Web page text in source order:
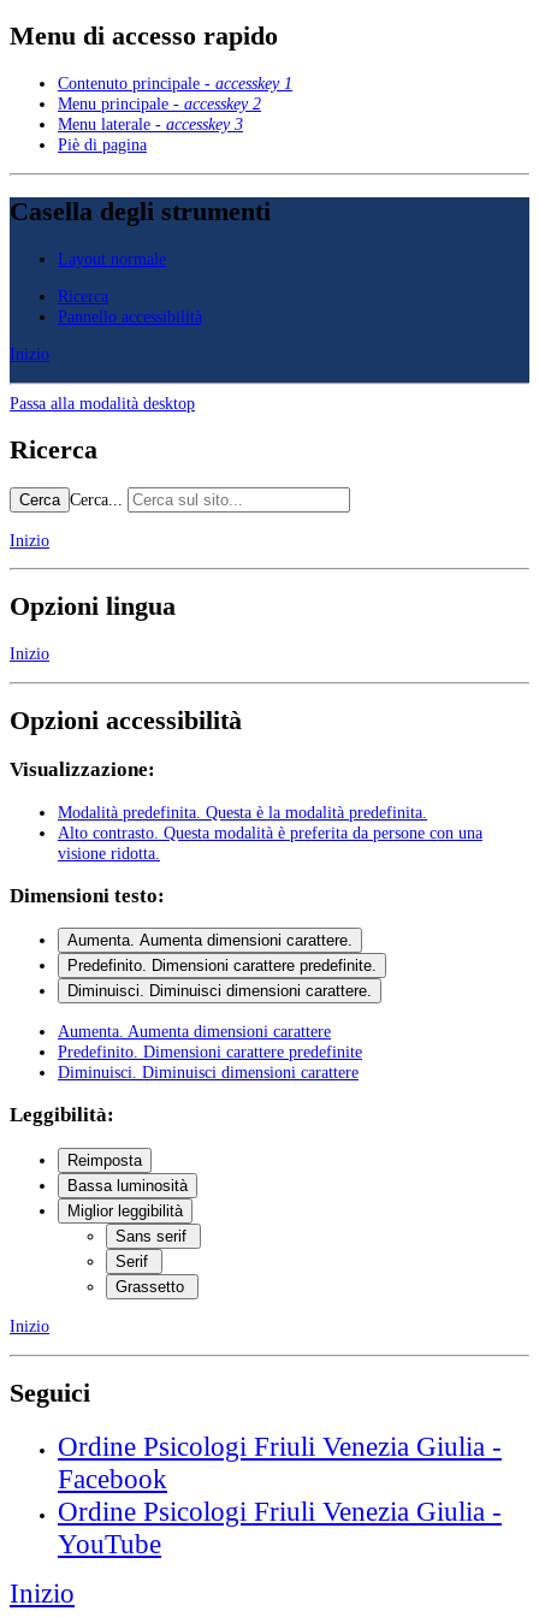
Menu di accesso rapido
Contenuto principale - accesskey 1
Menu principale - accesskey 2
Menu laterale - accesskey 3
Piè di pagina
Casella degli strumenti
Layout normale
Ricerca
Pannello accessibilità
Inizio
Passa alla modalità desktop
Ricerca
Cerca Cerca...
Inizio
Opzioni lingua
Inizio
Opzioni accessibilità
Visualizzazione:
Modalità predefinita . Questa è la modalità predefinita.
Alto contrasto . Questa modalità è preferita da persone con una
visione ridotta.
Dimensioni testo:
Aumenta. Aumenta dimensioni carattere.
Predefinito. Dimensioni carattere predefinite.
Diminuisci. Diminuisci dimensioni carattere.
Aumenta . Aumenta dimensioni carattere
Predefinito . Dimensioni carattere predefinite
Diminuisci . Diminuisci dimensioni carattere
Leggibilità:
Reimposta
Bassa luminosità
Miglior leggibilità
Sans serif
Serif
Grassetto
Inizio
Seguici
Ordine Psicologi Friuli Venezia Giulia -
Facebook
Ordine Psicologi Friuli Venezia Giulia -
YouTube
Inizio